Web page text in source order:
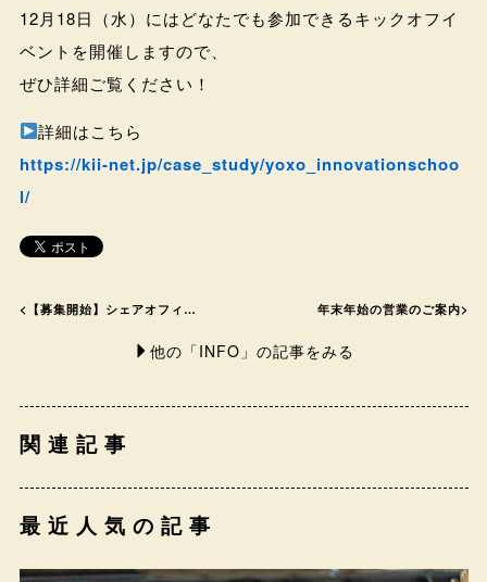
12月18日（水）にはどなたでも参加できるキックオフイ
ベントを開催しますので、
ぜひ詳細ご覧ください！
詳細はこちら
https://kii-net.jp/case_study/yoxo_innovationschoo
l/
< 【募集開始】シェアオフィ… 年末年始の営業のご案内>
他の「INFO」の記事をみる
関連記事
最近人気の記事